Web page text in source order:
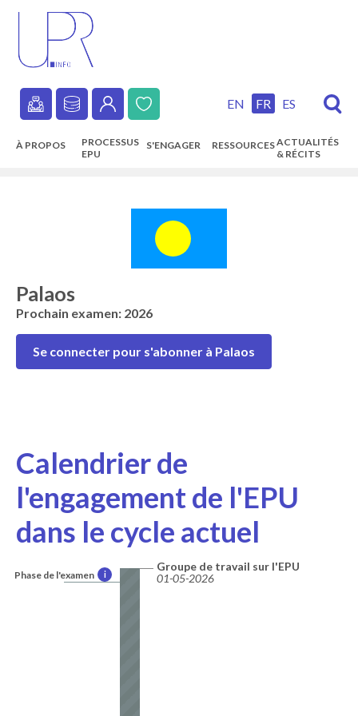
content
Secondary
navigation
EN FR ES
À PROPOS
PROCESSUS
EPU
S'ENGAGER RESSOURCESACTUALITÉS
& RÉCITS
Palaos
Prochain examen: 2026
Se connecter pour s'abonner à Palaos
Calendrier de
l'engagement de l'EPU
dans le cycle actuel
Phase de l'examen i
Groupe de travail sur l'EPU
01-05-2026